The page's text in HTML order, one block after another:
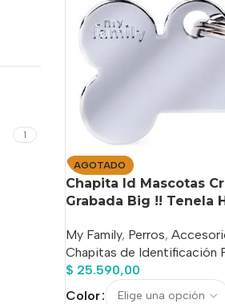
1
AGOTADO
Chapita Id Mascotas
Grabada Big !! Tenela
My Family, Perros,
Chapitas de Identificación
$ 25.590,00
Color